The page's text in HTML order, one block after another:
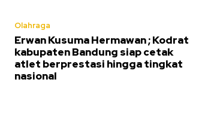
Olahraga
Erwan Kusuma Hermawan ; Kodrat
kabupaten Bandung siap cetak
atlet berprestasi hingga tingkat
nasional